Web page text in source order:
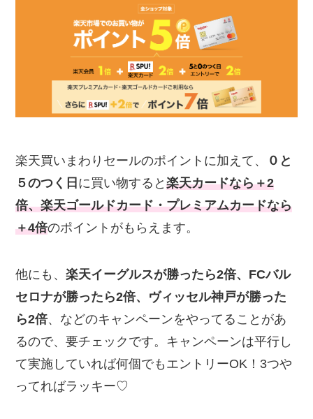
楽天買いまわりセールのポイントに加えて、
０と
５のつく日 に買い物すると楽天カードなら＋2
倍、楽天ゴールドカード・プレミアムカードなら
＋4倍のポイントがもらえます。
他にも、楽天イーグルスが勝ったら2倍、FCバル
セロナが勝ったら2倍、ヴィッセル神戸が勝った
ら2倍、などのキャンペーンをやってることがあ
るので、要チェックです。キャンペーンは平行し
て実施していれば何個でもエントリーOK！3つや
ってればラッキー♡